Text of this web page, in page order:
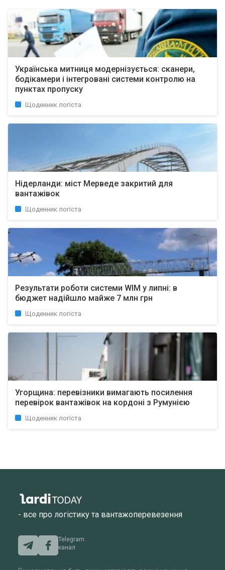
Українська митниця модернізується: сканери,
бодікамери і інтегровані системи контролю на
пунктах пропуску
Щоденник логіста
Нідерланди: міст Мерведе закритий для
вантажівок
Щоденник логіста
Результати роботи системи WIM у липні: в
бюджет надійшло майже 7 млн грн
Щоденник логіста
Угорщина: перевізники вимагають посилення
перевірок вантажівок на кордоні з Румунією
Щоденник логіста
- все про логістику та вантажоперевезення
Telegram
канал